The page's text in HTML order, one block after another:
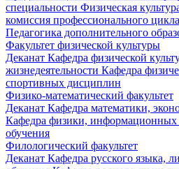
специальности Физическая
комиссия профессионального
Педагогика дополнительного
Факультет физической культуры
Деканат Кафедра физической
жизнедеятельности Кафедра
спортивных дисциплин
Физико-математический факультет
Деканат Кафедра математики,
Кафедра физики, информационных
обучения
Филологический факультет
Деканат Кафедра русского языка,